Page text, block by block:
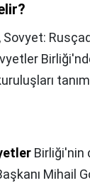
Sovyet:
Birliği'nin
Mihail